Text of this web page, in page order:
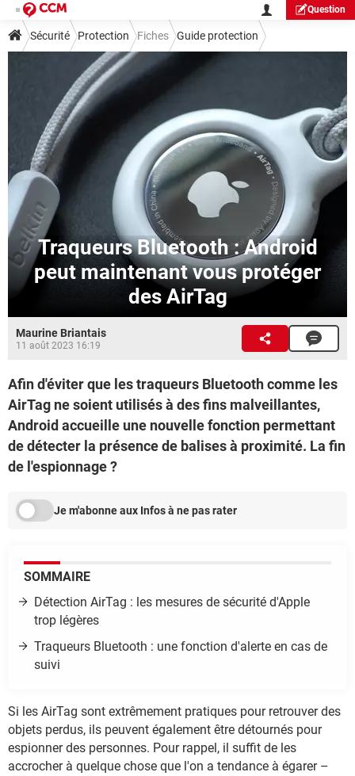
Question
Sécurité Protection Fiches Guide protection
Traqueurs Bluetooth : Android
peut maintenant vous protéger
des AirTag
Maurine Briantais
11 août 2023 16:19
Afin d'éviter que les traqueurs Bluetooth comme les
AirTag ne soient utilisés à des fins malveillantes,
Android accueille une nouvelle fonction permettant
de détecter la présence de balises à proximité. La fin
de l'espionnage ?
Je m'abonne aux Infos à ne pas rater
SOMMAIRE
Détection AirTag : les mesures de sécurité d'Apple
trop légères
Traqueurs Bluetooth : une fonction d'alerte en cas de
suivi
Si les AirTag sont extrêmement pratiques pour retrouver des
objets perdus, ils peuvent également être détournés pour
espionner des personnes. Pour rappel, il suffit de les
accrocher à quelque chose que l'on a tendance à égarer –